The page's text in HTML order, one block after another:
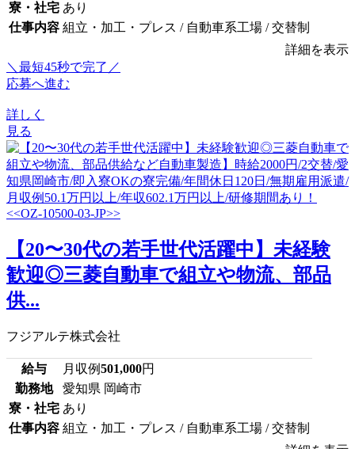
寮・社宅 あり
仕事内容 組立・加工・プレス / 自動車系工場 / 交替制
詳細を表示
＼最短45秒で完了／
応募へ進む
詳しく
見る
【20〜30代の若手世代活躍中】未経験
歓迎◎三菱自動車で組立や物流、部品
供...
フジアルテ株式会社
給与 月収例501,000円
勤務地
愛知県 岡崎市
寮・社宅 あり
仕事内容 組立・加工・プレス / 自動車系工場 / 交替制